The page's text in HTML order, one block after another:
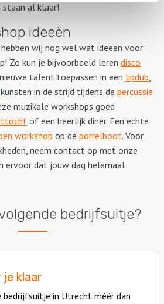
al klaar!
ideeën
wij nog wel wat ideeën voor
Zo kun je bijvoorbeeld leren disco
talent toepassen in een lipdub,
kunsten in de strijd tijdens de percussie
muzikale workshops goed
of een heerlijk diner. Een echte
workshop op de borrelboot. Voor
neem contact op met onze
ervoor dat jouw dag helemaal
bedrijfsuitje?
je klaar
bedrijfsuitje in Utrecht méér dan